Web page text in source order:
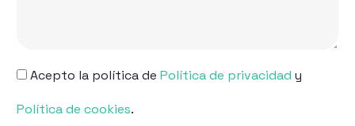
Acepto la política de Política de privacidad y
Política de cookies.